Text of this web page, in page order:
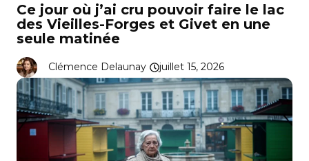
Ce jour où j’ai cru pouvoir faire le lac
des Vieilles-Forges et Givet en une
seule matinée
Clémence Delaunay juillet 15, 2026